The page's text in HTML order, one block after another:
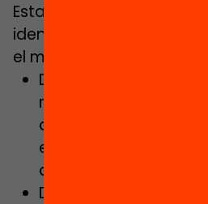
Establecer una
identificar las ‘escuelas
el máximo de recursos
Desarrollar un marco
regulador para la
de los recursos
​​en la vulnerabilidad
alumnado
Desarrollar la